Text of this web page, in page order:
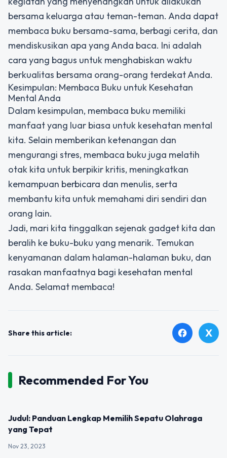
bersama keluarga atau teman-teman. Anda dapat
membaca buku bersama-sama, berbagi cerita, dan
mendiskusikan apa yang Anda baca. Ini adalah
cara yang bagus untuk menghabiskan waktu
berkualitas bersama orang-orang terdekat Anda.
Kesimpulan: Membaca Buku untuk Kesehatan
Mental Anda
Dalam kesimpulan, membaca buku memiliki
manfaat yang luar biasa untuk kesehatan mental
kita. Selain memberikan ketenangan dan
mengurangi stres, membaca buku juga melatih
otak kita untuk berpikir kritis, meningkatkan
kemampuan berbicara dan menulis, serta
membantu kita untuk memahami diri sendiri dan
orang lain.
Jadi, mari kita tinggalkan sejenak gadget kita dan
beralih ke buku-buku yang menarik. Temukan
kenyamanan dalam halaman-halaman buku, dan
rasakan manfaatnya bagi kesehatan mental
Anda. Selamat membaca!
Share this article: facebook X
Recommended For You
Judul: Panduan Lengkap Memilih Sepatu Olahraga
yang Tepat
Nov 23, 2023